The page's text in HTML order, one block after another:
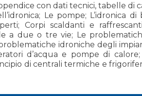
con dati tecnici, tabelle di
Le pompe; L’idronica di
Corpi scaldanti e
a due o tre vie; Le
idroniche degli
d’acqua e pompe di
di centrali termiche e